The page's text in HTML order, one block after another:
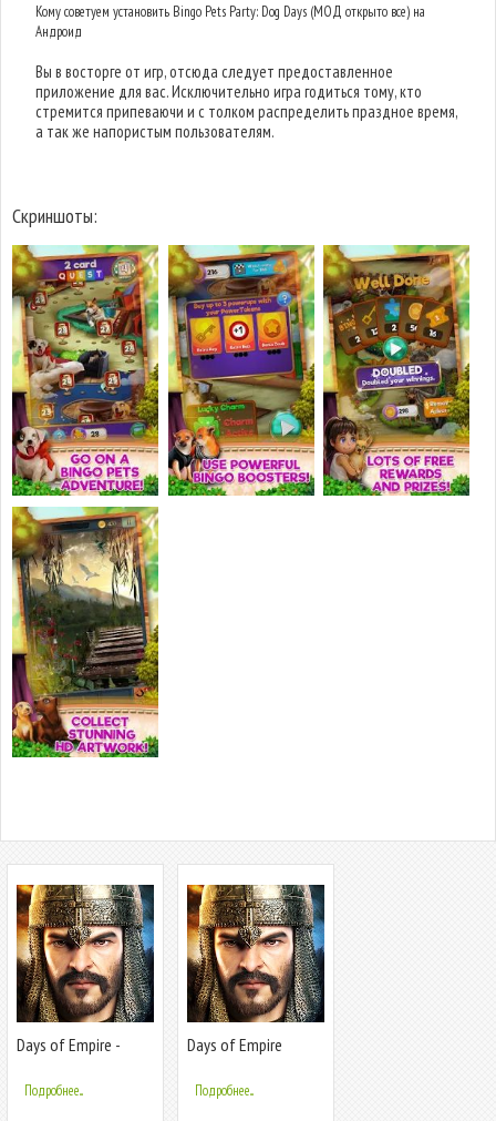
Кому советуем установить Bingo Pets Party: Dog Days (МОД открыто все) на
Андроид
Вы в восторге от игр, отсюда следует предоставленное
приложение для вас. Исключительно игра годиться тому, кто
стремится припеваючи и с толком распределить праздное время,
а так же напористым пользователям.
Скриншоты:
Days of Empire -
Подробнее...
Days of Empire
Подробнее...